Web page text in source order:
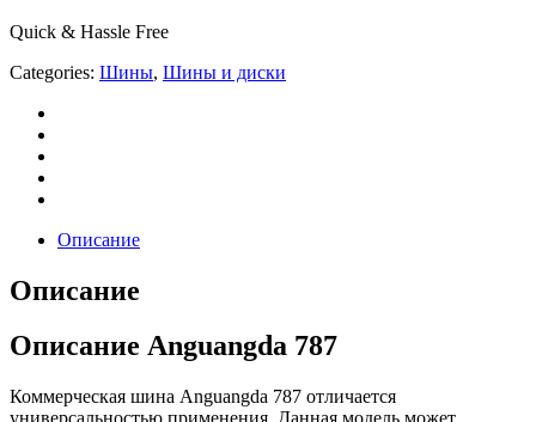
Quick & Hassle Free
Categories: Шины, Шины и диски
Описание
Описание
Описание Anguangda 787
Коммерческая шина Anguangda 787 отличается